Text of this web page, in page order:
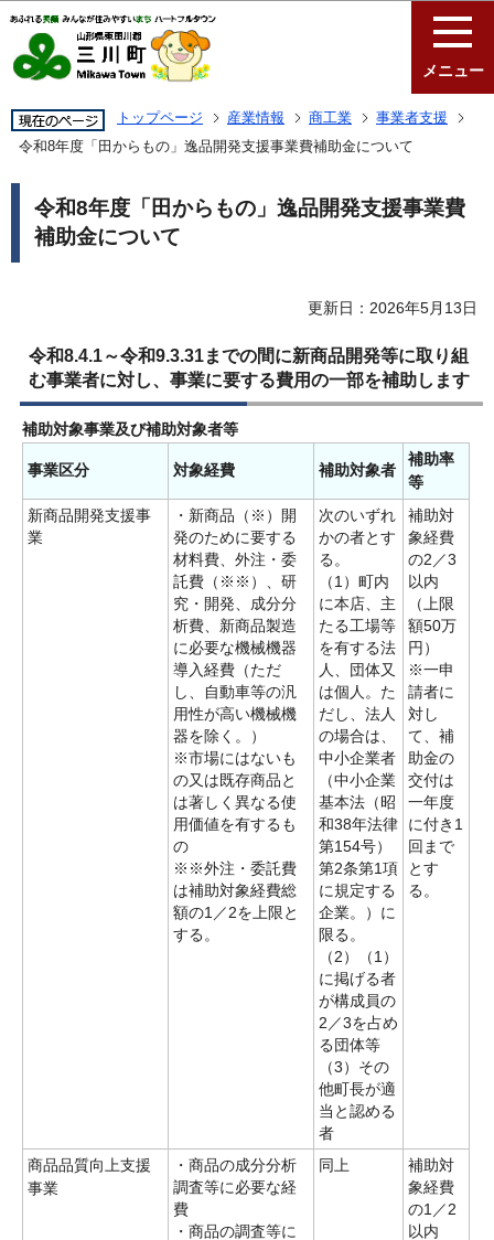
メニュー
トップページ 産業情報 商工業
事業者支援
令和8年度「田からもの」逸品開発支援事業費補助金について
令和8年度「田からもの」逸品開発支援事業費
補助金について
更新日：2026年5月13日
令和8.4.1～令和9.3.31までの間に新商品開発等に取り組
む事業者に対し、事業に要する費用の一部を補助します
補助対象事業及び補助対象者等
事業区分 対象経費 補助対象者
補助率
等
新商品開発支援事
業
・新商品（※）開
発のために要する
材料費、外注・委
託費（※※）、研
究・開発、成分分
析費、新商品製造
に必要な機械機器
導入経費（ただ
し、自動車等の汎
用性が高い機械機
器を除く。）
※市場にはないも
の又は既存商品と
は著しく異なる使
用価値を有するも
の
※※外注・委託費
は補助対象経費総
額の1／2を上限と
する。
次のいずれ
かの者とす
る。
（1）町内
に本店、主
たる工場等
を有する法
人、団体又
は個人。た
だし、法人
の場合は、
中小企業者
（中小企業
基本法（昭
和38年法律
第154号）
第2条第1項
に規定する
企業。）に
限る。
（2）（1）
に掲げる者
が構成員の
2／3を占め
る団体等
（3）その
他町長が適
当と認める
者
補助対
象経費
の2／3
以内
（上限
額50万
円）
※一申
請者に
対し
て、補
助金の
交付は
一年度
に付き1
回まで
とす
る。
商品品質向上支援
事業
・商品の成分分析
調査等に必要な経
費
・商品の調査等に
同上
補助対
象経費
の1／2
以内